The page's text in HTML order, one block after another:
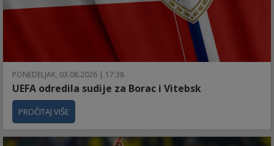
PONEDELJAK, 03.08.2026 | 17:38
UEFA odredila sudije za Borac i Vitebsk
PROČITAJ VIŠE